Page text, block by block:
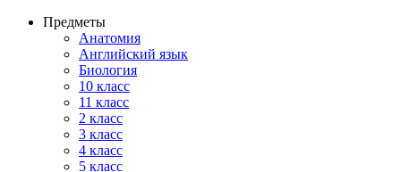
Предметы
Анатомия
Английский язык
Биология
10 класс
11 класс
2 класс
3 класс
4 класс
5 класс